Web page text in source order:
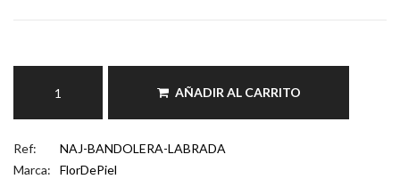
AÑADIR AL CARRITO
Ref:
NAJ-BANDOLERA-LABRADA
Marca:
FlorDePiel